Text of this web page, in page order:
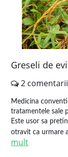
Greseli de
2 comentarii
Medicina
tratamentele sale
Este usor sa
otravit ca urmare
mult